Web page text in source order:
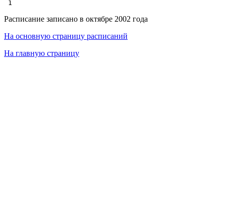
Расписание записано в октябре 2002 года
На основную страницу расписаний
На главную страницу